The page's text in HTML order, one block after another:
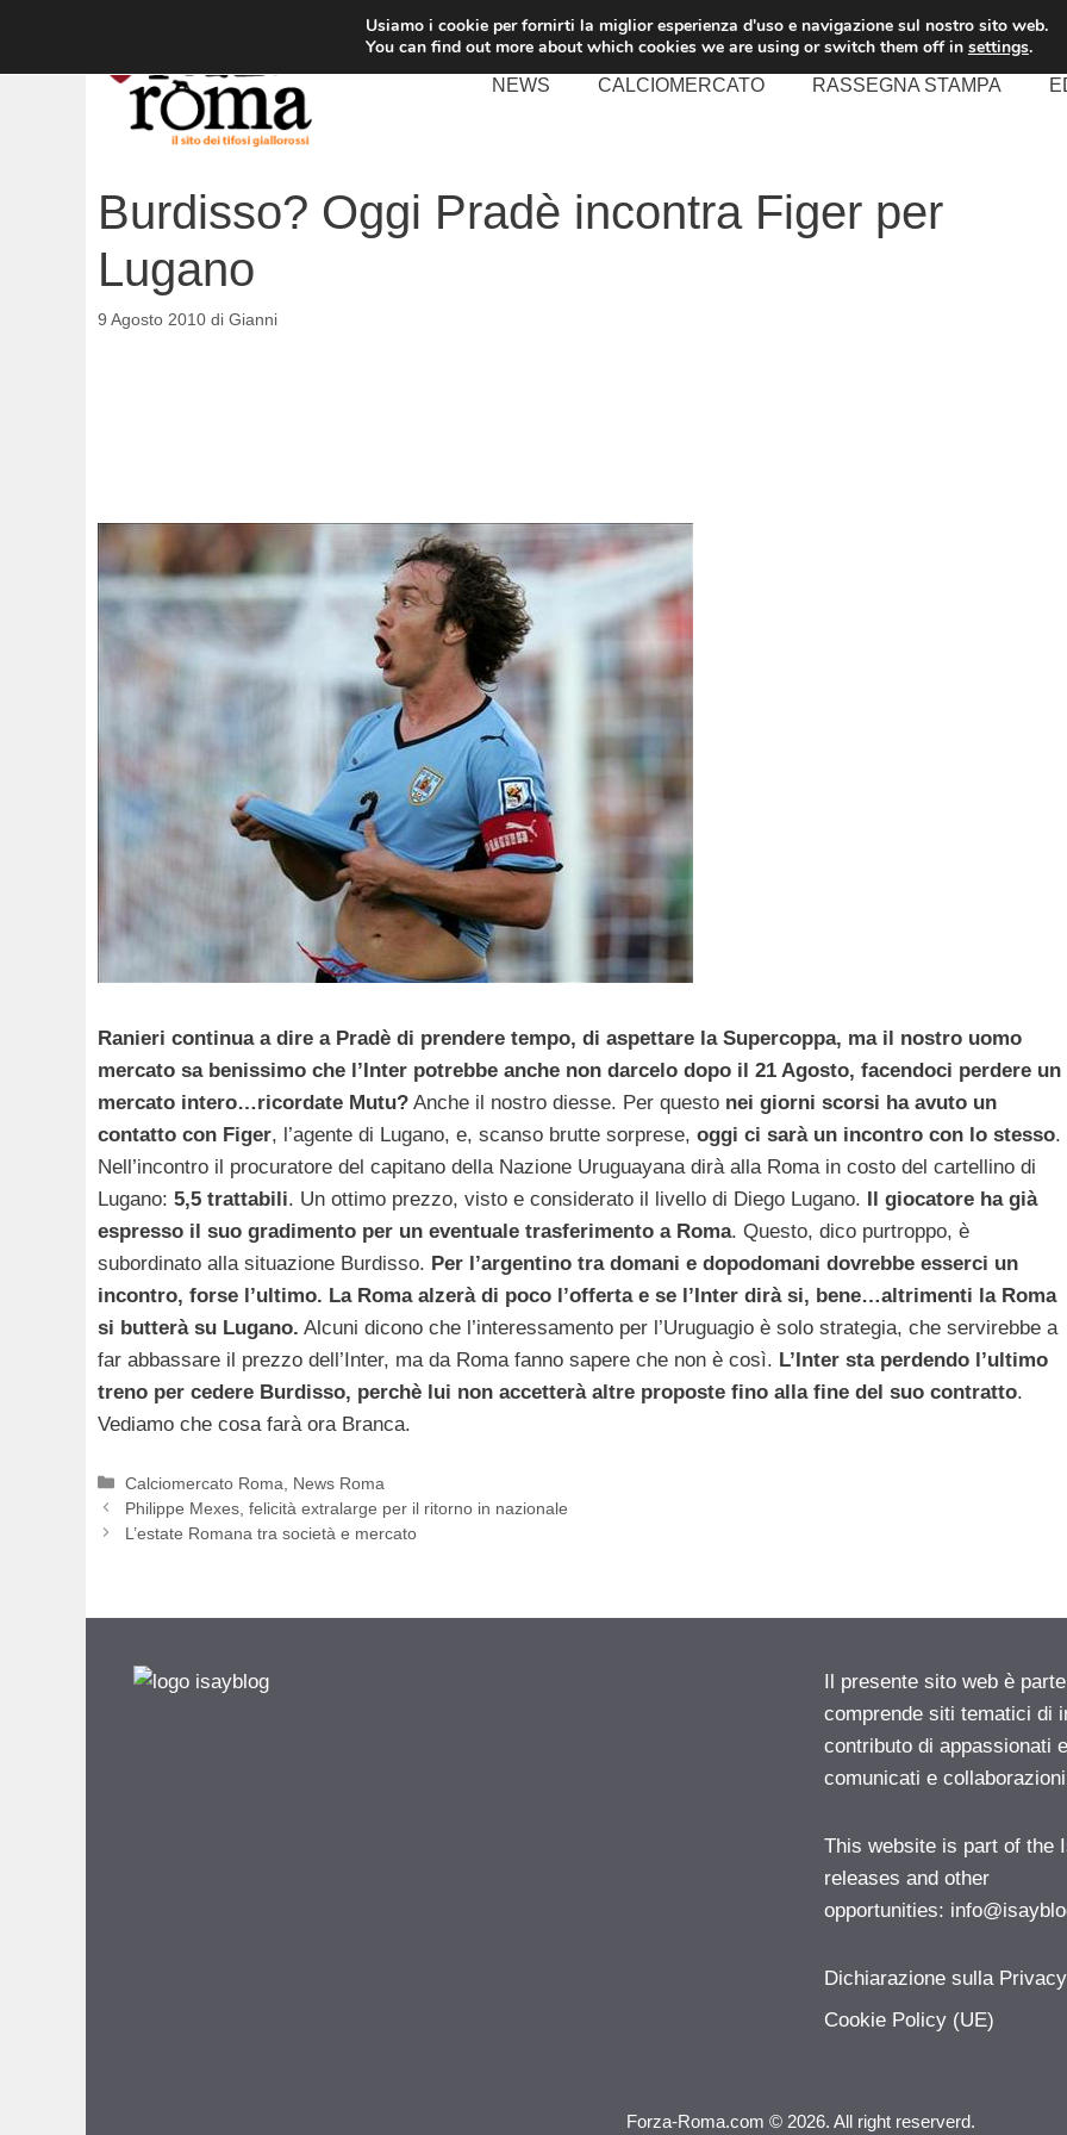
contenuto
NEWS CALCIOMERCATO RASSEGNA STAMPA
Burdisso? Oggi Pradè incontra Figer per
Lugano
9 Agosto 2010 di Gianni
Ranieri continua a dire a Pradè di prendere tempo, di aspettare la Supercoppa, ma il nostro uomo
mercato sa benissimo che l’Inter potrebbe anche non darcelo dopo il 21 Agosto, facendoci perdere un
mercato intero…ricordate Mutu? Anche il nostro diesse. Per questo nei giorni scorsi ha avuto un
contatto con Figer, l’agente di Lugano, e, scanso brutte sorprese, oggi ci sarà un incontro con lo stesso.
Nell’incontro il procuratore del capitano della Nazione Uruguayana dirà alla Roma in costo del cartellino di
Lugano: 5,5 trattabili. Un ottimo prezzo, visto e considerato il livello di Diego Lugano.
Il giocatore ha già
espresso il suo gradimento per un eventuale trasferimento a Roma. Questo, dico purtroppo, è
subordinato alla situazione Burdisso. Per l’argentino tra domani e dopodomani dovrebbe esserci un
incontro, forse l’ultimo. La Roma alzerà di poco l’offerta e se l’Inter dirà si, bene…altrimenti la Roma
si butterà su Lugano. Alcuni dicono che l’interessamento per l’Uruguagio è solo strategia, che servirebbe a
far abbassare il prezzo dell’Inter, ma da Roma fanno sapere che non è così. L’Inter sta perdendo l’ultimo
treno per cedere Burdisso, perchè lui non accetterà altre proposte fino alla fine del suo contratto.
Vediamo che cosa farà ora Branca.
Categorie
Calciomercato Roma
News Roma
Philippe Mexes, felicità extralarge per il ritorno in nazionale
L’estate Romana tra società e mercato
Il presente sito web è
comprende siti tematici di
contributo di appassionati
comunicati e
This website is part of the
releases and other
opportunities:
Dichiarazione sulla
Cookie Policy (UE)
Forza-Roma.com © 2026. All right reserverd.
Usiamo i cookie per fornirti la miglior esperienza d'uso e navigazione sul nostro sito web.
You can find out more about which cookies we are using or switch them off in settings.